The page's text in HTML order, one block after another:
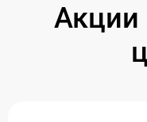
Акции